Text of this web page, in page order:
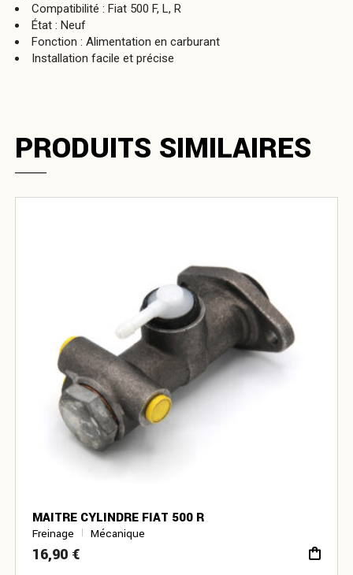
Compatibilité : Fiat 500 F, L, R
État : Neuf
Fonction : Alimentation en carburant
Installation facile et précise
PRODUITS SIMILAIRES
MAITRE CYLINDRE FIAT 500 R
Freinage Mécanique
16,90 €